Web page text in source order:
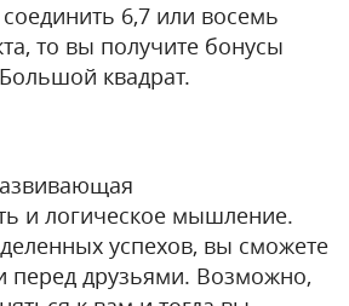
6,7 или восемь
то вы получите бонусы
квадрат.
и логическое мышление.
успехов, вы сможете
перед друзьями. Возможно,